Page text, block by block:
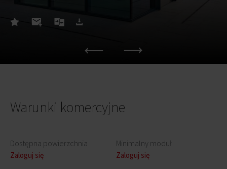
Warunki komercyjne
Dostępna powierzchnia
Zaloguj się
Minimalny moduł
Zaloguj się